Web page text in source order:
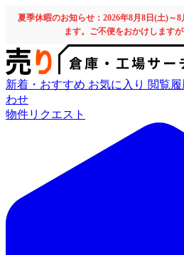
夏季休暇のお知らせ：2026年8月8日(土)～
ます。ご不便をおかけします
新着・おすすめ お気に入り 閲覧
わせ
物件リクエスト